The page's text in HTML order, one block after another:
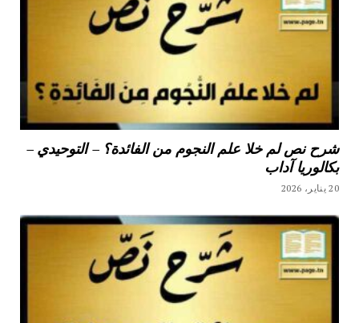
شرح نص لم خلا علم النجوم من الفائدة؟ – التوحيدي –
بكالوريا آداب
20 يناير، 2026